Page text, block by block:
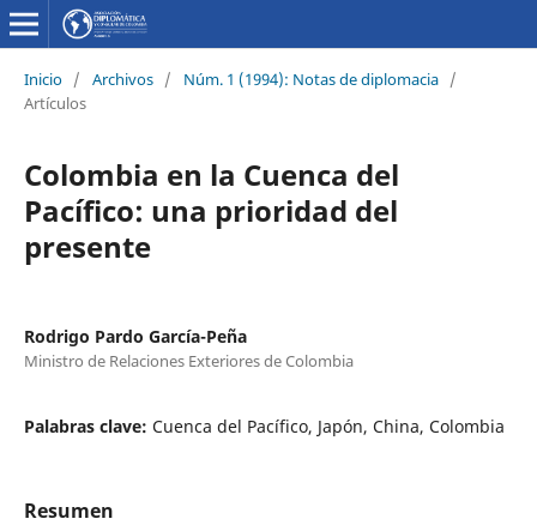
Inicio / Archivos / Núm. 1 (1994): Notas de diplomacia /
Artículos
Colombia en la Cuenca del
Pacífico: una prioridad del
presente
Rodrigo Pardo García-Peña
Ministro de Relaciones Exteriores de Colombia
Palabras clave: Cuenca del Pacífico, Japón, China, Colombia
Resumen